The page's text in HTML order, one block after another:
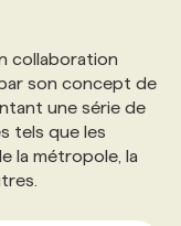
collaboration
son concept de
une série de
tels que les
la métropole, la